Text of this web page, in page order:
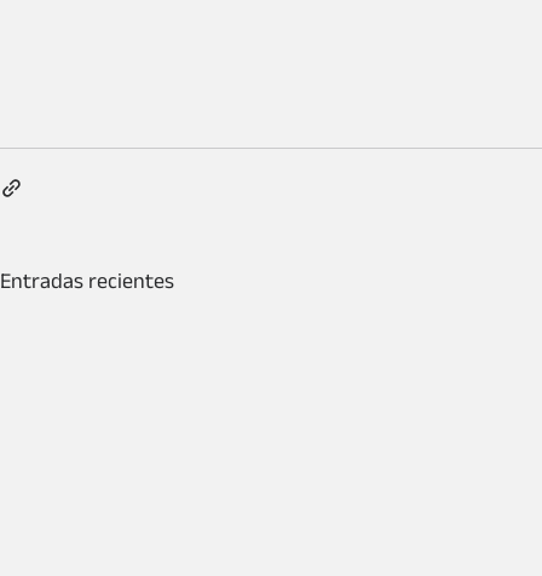
Entradas recientes